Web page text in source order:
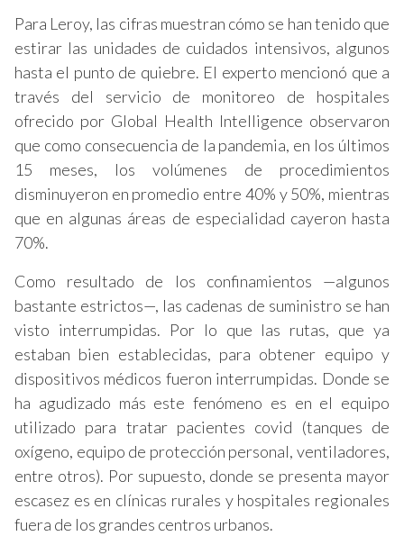
Para Leroy, las cifras muestran cómo se han tenido que
estirar las unidades de cuidados intensivos, algunos
hasta el punto de quiebre. El experto mencionó que a
través del servicio de monitoreo de hospitales
ofrecido por Global Health Intelligence observaron
que como consecuencia de la pandemia, en los últimos
15 meses, los volúmenes de procedimientos
disminuyeron en promedio entre 40% y 50%, mientras
que en algunas áreas de especialidad cayeron hasta
70%.
Como resultado de los confinamientos —algunos
bastante estrictos—, las cadenas de suministro se han
visto interrumpidas. Por lo que las rutas, que ya
estaban bien establecidas, para obtener equipo y
dispositivos médicos fueron interrumpidas. Donde se
ha agudizado más este fenómeno es en el equipo
utilizado para tratar pacientes covid (tanques de
oxígeno, equipo de protección personal, ventiladores,
entre otros). Por supuesto, donde se presenta mayor
escasez es en clínicas rurales y hospitales regionales
fuera de los grandes centros urbanos.